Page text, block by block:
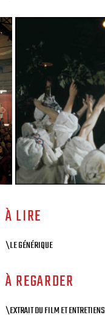
À LIRE
\LE GÉNÉRIQUE
À REGARDER
\EXTRAIT DU FILM ET ENTRETIENS